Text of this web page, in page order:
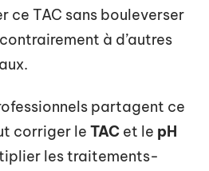
ce TAC sans bouleverser
à d’autres
partagent ce
corriger le TAC et le pH
les traitements-